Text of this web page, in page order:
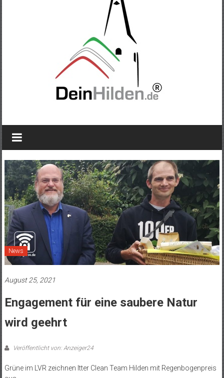
News
August 25, 2021
Engagement für eine saubere Natur
wird geehrt
Veröffentlicht von: Anzeiger24
Grüne im LVR zeichnen Itter Clean Team Hilden mit Regenbogenpreis